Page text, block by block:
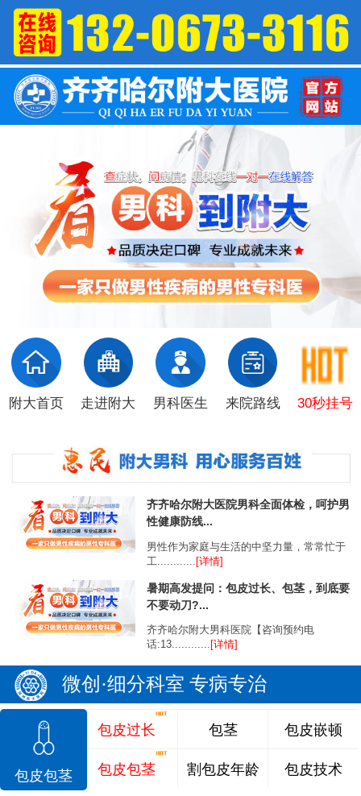
附大首页 走进附大 男科医生 来院路线 30秒挂号
齐齐哈尔附大医院男科全面体检，呵护男
性健康防线...
男性作为家庭与生活的中坚力量，常常忙于
工............
[详情]
暑期高发提问：包皮过长、包茎，到底要
不要动刀?...
齐齐哈尔附大男科医院【咨询预约电
话:13............ [详情]
微创·细分科室 专病专治
包皮包茎
包皮过长
包皮包茎
包茎
割包皮年龄
包皮嵌顿
包皮技术